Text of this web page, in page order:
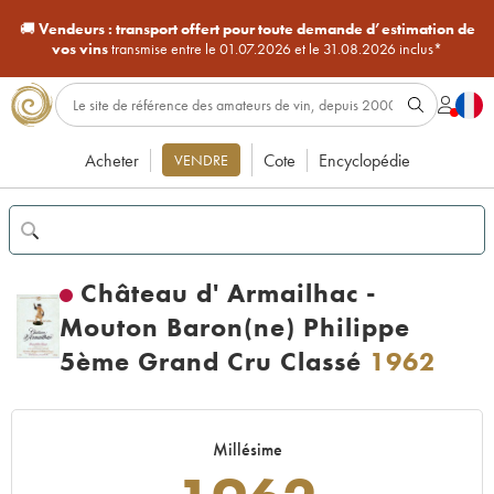
🚚Vendeurs : transport offert pour toute demande d’estimation de
vos vinstransmise entre le 01.07.2026 et le 31.08.2026 inclus*
Acheter VENDRE Cote Encyclopédie
Château d' Armailhac -
Mouton Baron(ne) Philippe
5ème Grand Cru Classé 1962
Millésime